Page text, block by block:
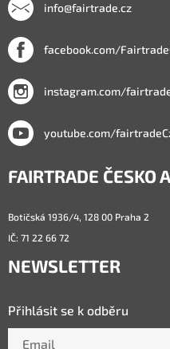
info@fairtrade.cz
facebook.com/
instagram.com/
youtube.com/
FAIRTRADE ČESKO
Botičská 1936/4, 128 00 Praha 2
IČ: 71 22 66 72
NEWSLETTER
Přihlásit se k odběru